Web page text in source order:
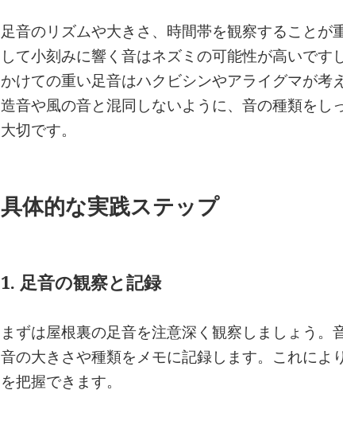
足音のリズムや大きさ、時間帯を観察することが
して小刻みに響く音はネズミの可能性が高いです
かけての重い足音はハクビシンやアライグマが考
造音や風の音と混同しないように、音の種類をし
大切です。
具体的な実践ステップ
1. 足音の観察と記録
まずは屋根裏の足音を注意深く観察しましょう。
音の大きさや種類をメモに記録します。これによ
を把握できます。